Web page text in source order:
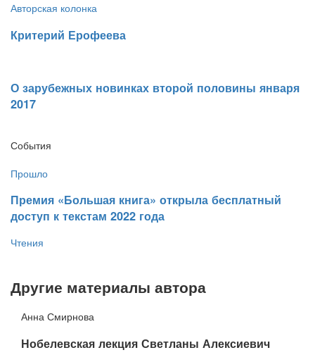
Авторская колонка
​Критерий Ерофеева
​О зарубежных новинках второй половины января
2017
События
Прошло
​Премия «Большая книга» открыла бесплатный
доступ к текстам 2022 года
Чтения
Другие материалы автора
Анна Смирнова
​Нобелевская лекция Светланы Алексиевич